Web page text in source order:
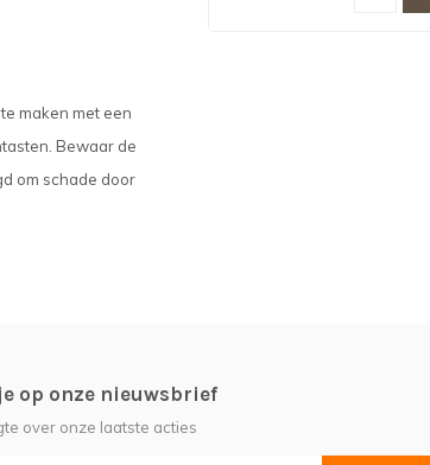
maken met een
Bewaar de
om schade door
op onze nieuwsbrief
over onze laatste acties